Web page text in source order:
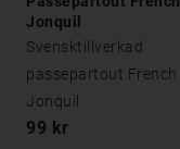
Jonquil
Svensktillverkad
passepartout French
Jonquil
99 kr